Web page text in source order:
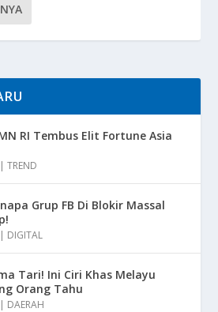
RI Tembus Elit Fortune Asia
|TREND
Grup FB Di Blokir Massal
| DIGITAL
Tari! Ini Ciri Khas Melayu
Orang Tahu
| DAERAH